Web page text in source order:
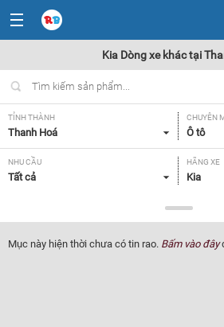
Kia Dòng xe khác tại
TỈNH THÀNH
Thanh Hoá
CHUYÊN
Ô tô
NHU CẦU
Tất cả
HÃNG XE
Kia
Dòng xe khác
NĂM SẢN
Tất cả
GIÁ XE XUẤT XỨ
Mục này hiện thời chưa có tin rao. Bấm vào đây